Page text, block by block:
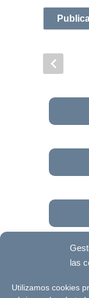
las
Utilizamos cookies